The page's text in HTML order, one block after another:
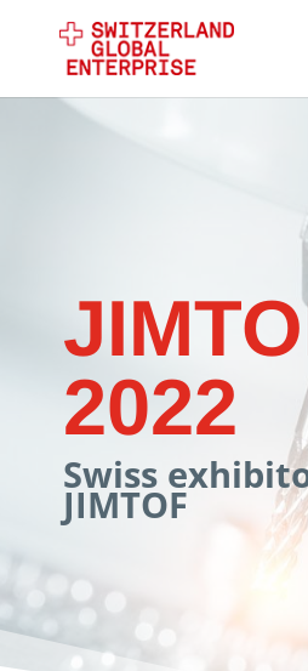
2022
Swiss
JIMTOF